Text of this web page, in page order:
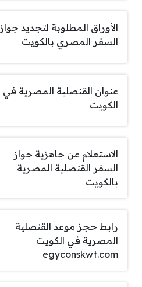
الأوراق المطلوبة لتجديد جواز
السفر المصري بالكويت
عنوان القنصلية المصرية في
الكويت
الاستعلام عن جاهزية جواز
السفر القنصلية المصرية
بالكويت
رابط حجز موعد القنصلية
المصرية في الكويت
egyconskwt.com